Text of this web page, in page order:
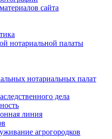
сайта
нотариальной палаты
нотариальных палат
дела
линия
агрогородков